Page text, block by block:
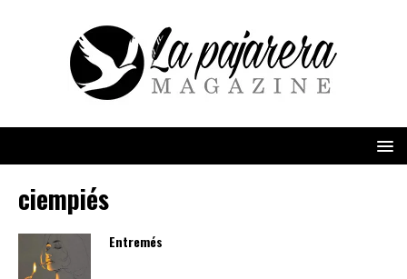
ciempiés
Entremés